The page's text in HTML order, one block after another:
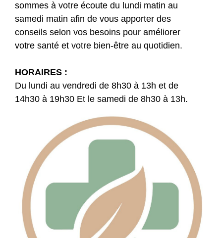
sommes à votre écoute du lundi matin au
samedi matin afin de vous apporter des
conseils selon vos besoins pour améliorer
votre santé et votre bien-être au quotidien.
HORAIRES :
Du lundi au vendredi de 8h30 à 13h et de
14h30 à 19h30 Et le samedi de 8h30 à 13h.